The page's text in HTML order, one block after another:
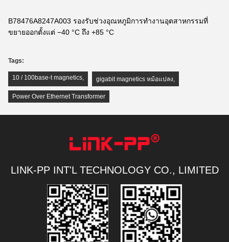
B78476A8247A003 รองรับช่วงอุณหภูมิการทำงานอุตสาหกรรมที่
ขยายออกตั้งแต่ −40 °C ถึง +85 °C
Tags:
10 / 100base-t magnetics, gigabit magnetics หม้อแปลง,
Power Over Ethernet Transformer
LINK-PP INT'L TECHNOLOGY CO., LIMITED